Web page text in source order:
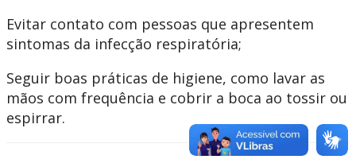
Evitar contato com pessoas que apresentem
sintomas da infecção respiratória;
Seguir boas práticas de higiene, como lavar as
mãos com frequência e cobrir a boca ao tossir ou
espirrar.